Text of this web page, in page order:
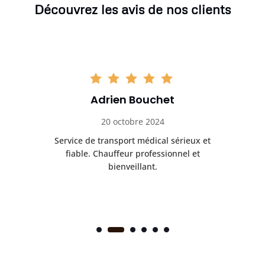
Découvrez les avis de nos clients
Adrien Bouchet
20 octobre 2024
Service de transport médical sérieux et
fiable. Chauffeur professionnel et
bienveillant.